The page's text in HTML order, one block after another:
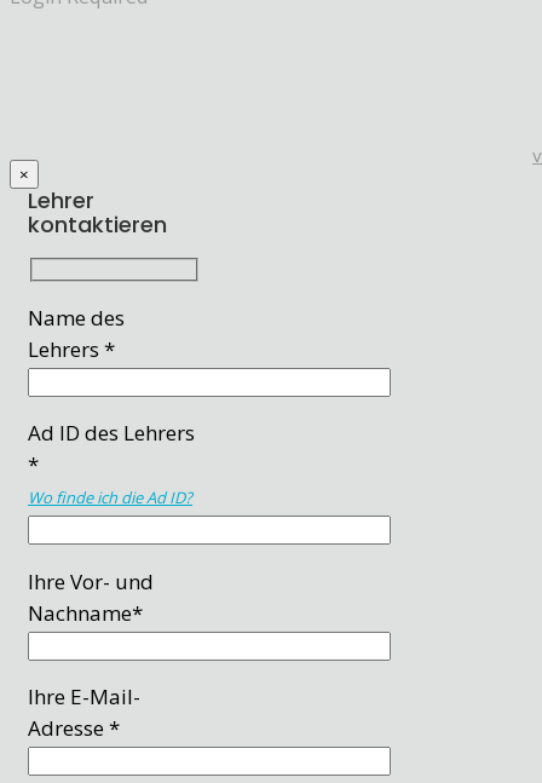
×
Lehrer
kontaktieren
Name des
Lehrers *
Ad ID des Lehrers
*
Wo finde ich die Ad ID?
Ihre Vor- und
Nachname*
Ihre E-Mail-
Adresse *